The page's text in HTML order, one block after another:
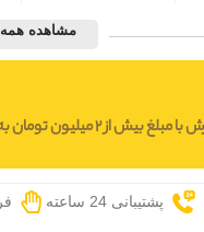
مشاهده همه
2 میلیون تومان به سراسر ایران.
پشتیبانی 24 ساعته